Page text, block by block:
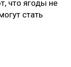
что ягоды не
стать